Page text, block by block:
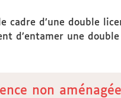
d’une double
d’entamer une
non aménagée